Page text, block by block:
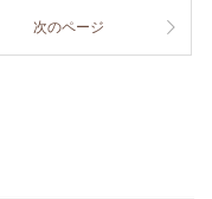
次のページ